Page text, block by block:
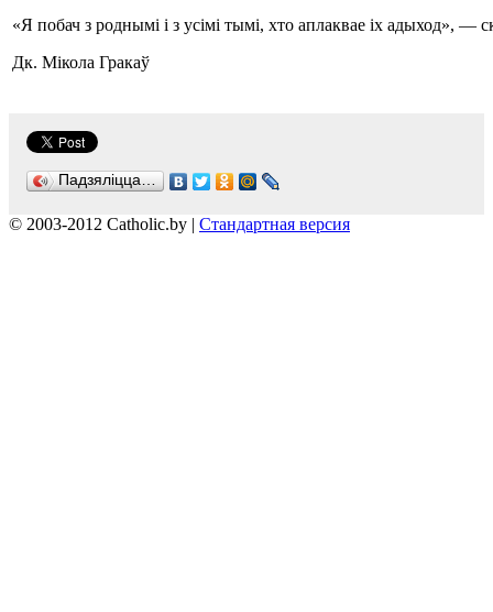
«Я побач з роднымі і з усімі тымі, хто аплаквае іх адыход», —
Дк. Мікола Гракаў
Падзяліцца…
© 2003-2012 Catholic.by | Стандартная версия